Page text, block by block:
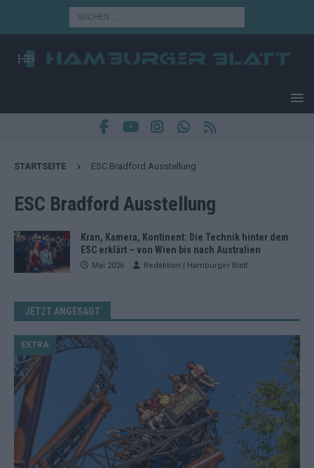
STARTSEITE ESC Bradford Ausstellung
ESC Bradford Ausstellung
Kran, Kamera, Kontinent: Die Technik hinter dem
ESC erklärt – von Wien bis nach Australien
Mai 2026 Redaktion | Hamburger Blatt
JETZT ANGESAGT
EXTRA